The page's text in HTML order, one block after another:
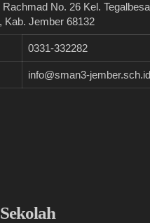
No. 26 Kel.
Kab. Jember 68132
0331-332282
info@sman3-jember.sch.id